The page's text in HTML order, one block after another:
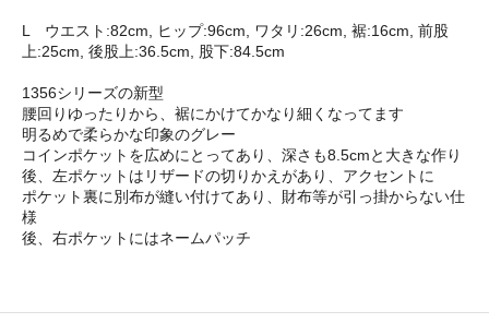
L ウエスト:82cm, ヒップ:96cm, ワタリ:26cm, 裾:16cm, 前股
上:25cm, 後股上:36.5cm, 股下:84.5cm
1356シリーズの新型
腰回りゆったりから、裾にかけてかなり細くなってます
明るめで柔らかな印象のグレー
コインポケットを広めにとってあり、深さも8.5cmと大きな作り
後、左ポケットはリザードの切りかえがあり、アクセントに
ポケット裏に別布が縫い付けてあり、財布等が引っ掛からない仕
様
後、右ポケットにはネームパッチ